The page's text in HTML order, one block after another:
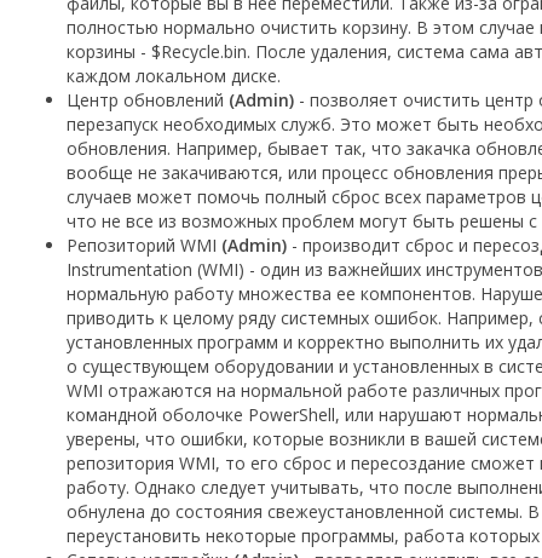
полностью нормально очистить корзину. В этом
корзины - $Recycle.bin. После удаления, система сама
каждом локальном диске.
Центр обновлений (Admin) - позволяет очистить
перезапуск необходимых служб. Это может быть
обновления. Например, бывает так, что закачка
вообще не закачиваются, или процесс обновления
случаев может помочь полный сброс всех параметров
что не все из возможных проблем могут быть решены
Репозиторий WMI (Admin) - производит сброс и
Instrumentation (WMI) - один из важнейших
нормальную работу множества ее компонентов.
приводить к целому ряду системных ошибок.
установленных программ и корректно выполнить их
о существующем оборудовании и установленных в
WMI отражаются на нормальной работе различных
командной оболочке PowerShell, или нарушают
уверены, что ошибки, которые возникли в вашей
репозитория WMI, то его сброс и пересоздание
работу. Однако следует учитывать, что после
обнулена до состояния свежеустановленной системы.
переустановить некоторые программы, работа